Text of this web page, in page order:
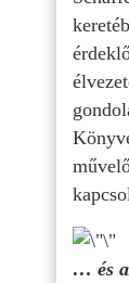
… és